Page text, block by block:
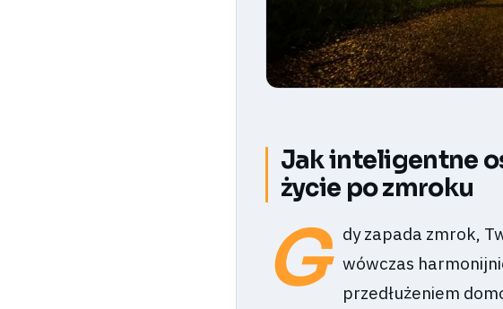
Jak inteligentne
życie po zmroku
G
dy zapada zmrok,
wówczas
przedłużeniem